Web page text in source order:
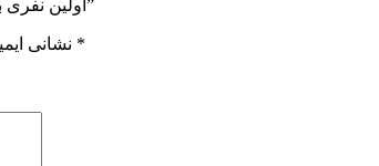
اولین نفری باشید که دیدگاهی را ارسال می کنید برای “مدل ریندا کتان کد 1043”
نشانی *